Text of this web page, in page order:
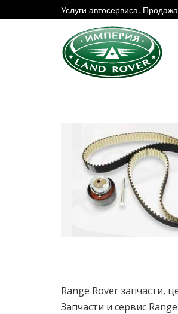
Услуги автосервиса.
Range Rover запчасти,
Запчасти и сервис